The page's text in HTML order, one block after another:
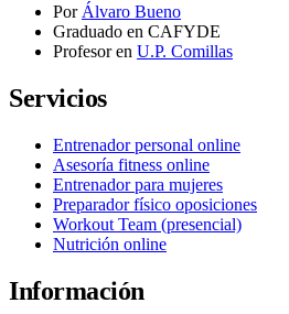
Por Álvaro Bueno
Graduado en CAFYDE
Profesor en U.P. Comillas
Servicios
Entrenador personal online
Asesoría fitness online
Entrenador para mujeres
Preparador físico oposiciones
Workout Team (presencial)
Nutrición online
Información